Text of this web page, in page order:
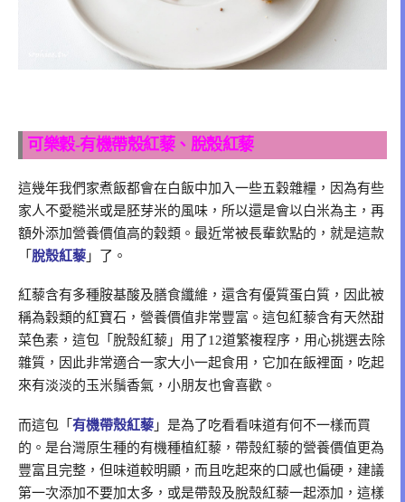
可樂穀-有機帶殼紅藜、脫殼紅藜
這幾年我們家煮飯都會在白飯中加入一些五穀雜糧，因為有些
家人不愛糙米或是胚芽米的風味，所以還是會以白米為主，再
額外添加營養價值高的穀類。最近常被長輩欽點的，就是這款
「 脫殼紅藜 」了。
紅藜含有多種胺基酸及膳食纖維，還含有優質蛋白質，因此被
稱為穀類的紅寶石，營養價值非常豐富。這包紅藜含有天然甜
菜色素，這包「脫殼紅藜」用了12道繁複程序，用心挑選去除
雜質，因此非常適合一家大小一起食用，它加在飯裡面，吃起
來有淡淡的玉米鬚香氣，小朋友也會喜歡。
而這包「 有機帶殼紅藜 」是為了吃看看味道有何不一樣而買
的。是台灣原生種的有機種植紅藜，帶殼紅藜的營養價值更為
豐富且完整，但味道較明顯，而且吃起來的口感也偏硬，建議
第一次添加不要加太多，或是帶殼及脫殼紅藜一起添加，這樣